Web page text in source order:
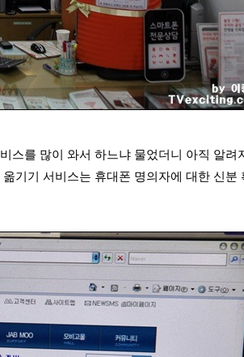
스를 많이 와서 하느냐 물었더니 아직 알려
기기 서비스는 휴대폰 명의자에 대한 신분